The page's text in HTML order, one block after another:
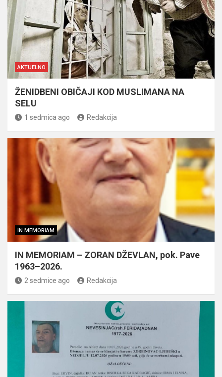
AKTUELNO
ŽENIDBENI OBIČAJI KOD MUSLIMANA NA
SELU
1 sedmica ago Redakcija
IN MEMORIAM
IN MEMORIAM – ZORAN DŽEVLAN, pok. Pave
1963–2026.
2 sedmice ago Redakcija